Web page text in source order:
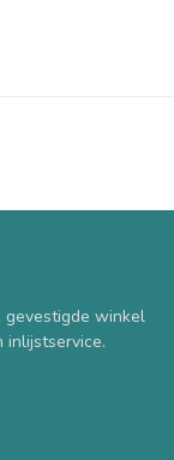
gevestigde winkel
inlijstservice.